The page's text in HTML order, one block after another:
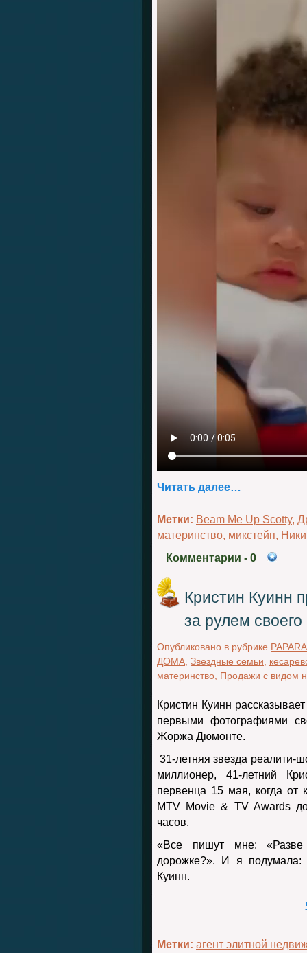
Читать далее…
Метки: Beam Me Up Scotty,
материнство, микстейп,
Комментарии - 0
Кристин Куинн
за рулем
Опубликовано в рубрике
ДОМА Звездные семьи
материнство Продажи с видом
Кристин Куинн
первыми фотографиями
Жоржа Дюмонте.
31-летняя звезда реалити-
миллионер, 41-летний
первенца 15 мая, когда от
MTV Movie & TV Awards
часов.
«Все пишут мне:
дорожке?». И я
Куинн.
Метки: агент элитной